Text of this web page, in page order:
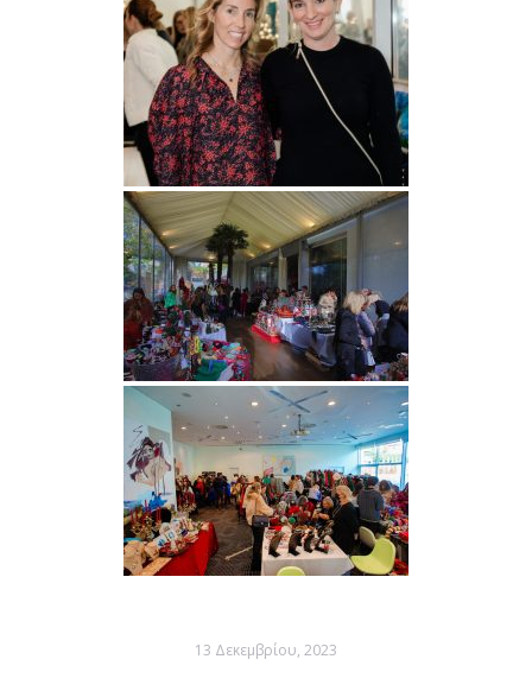
13 Δεκεμβρίου, 2023